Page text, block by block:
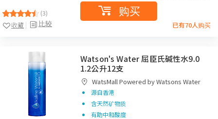
(3)
比较
收藏
购买
已有70人购买
Watson's Water 屈臣氏碱性水9.0
1.2公升12支
WatsMall Powered by Watsons Water
源自香港
含天然矿物质
有助中和酸度